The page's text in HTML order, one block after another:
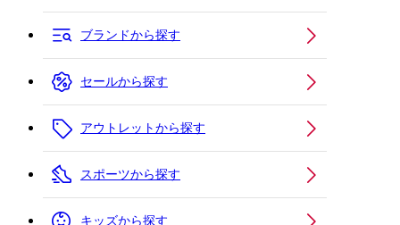
ブランドから探す
セールから探す
アウトレットから探す
スポーツから探す
キッズから探す